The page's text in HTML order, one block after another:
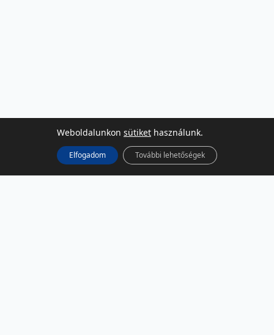
Weboldalunkon sütiket használunk.
Elfogadom További lehetőségek